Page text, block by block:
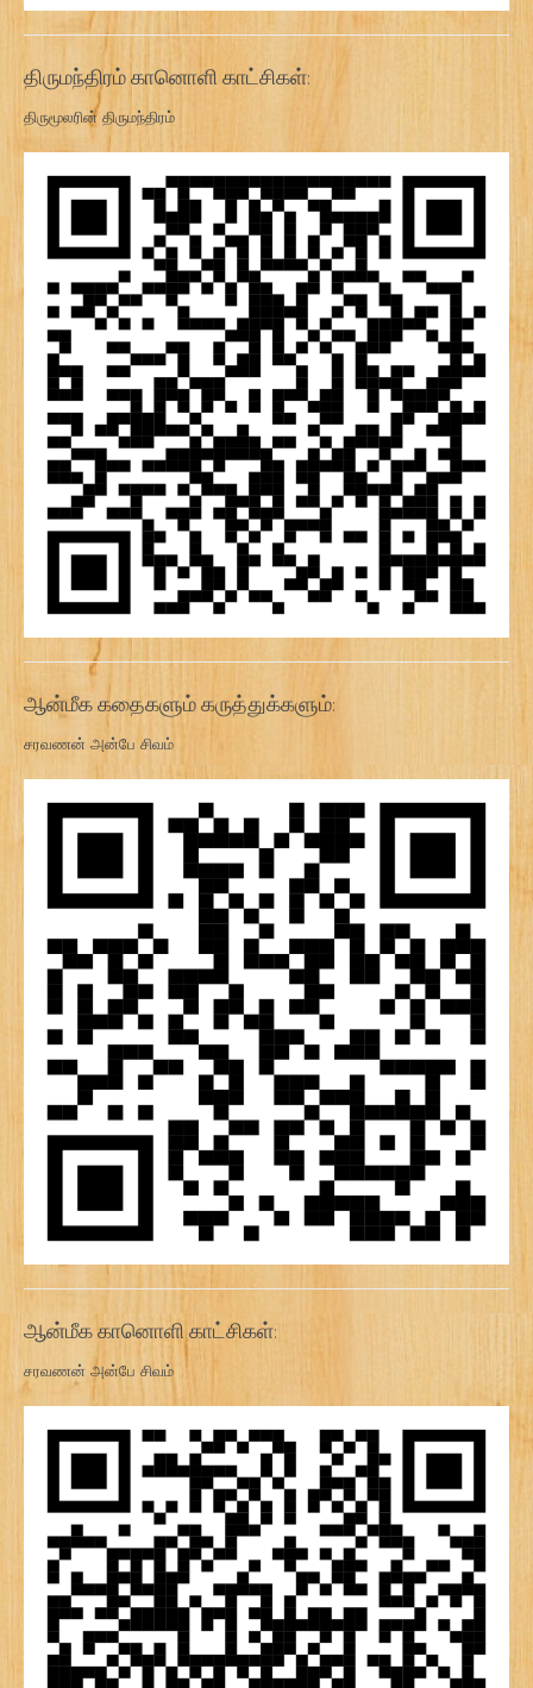
திருமந்திரம் கானொளி காட்சிகள்:
திருமூலரின் திருமந்திரம்
ஆன்மீக கதைகளும் கருத்துக்களும்:
சரவணன் அன்பே சிவம்
ஆன்மீக கானொளி காட்சிகள்:
சரவணன் அன்பே சிவம்